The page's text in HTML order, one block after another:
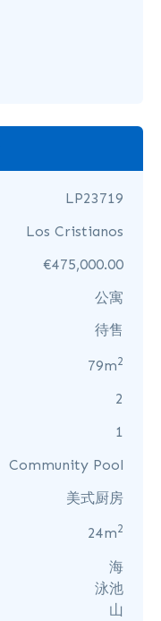
LP23719
Los Cristianos
€475,000.00
公寓
待售
79m2
2
1
Community Pool
美式厨房
24m2
海
泳池
山